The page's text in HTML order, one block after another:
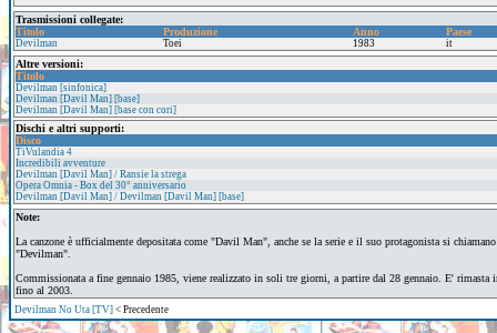
Trasmissioni collegate:
Titolo
Produzione Anno Paese
Devilman Toei 1983 it
Altre versioni:
Titolo
Devilman [sinfonica]
Devilman [Davil Man] [base]
Devilman [Davil Man] [base con cori]
Dischi e altri supporti:
Disco
TiVulandia 4
Incredibili avventure
Devilman [Davil Man] / Ransie la strega
Opera Omnia - Box del 30° anniversario
Devilman [Davil Man] / Devilman [Davil Man] [base]
Note:
La canzone è ufficialmente depositata come "Davil Man", anche se la serie e il suo protagonista si chiamano
"Devilman".
Commissionata a fine gennaio 1985, viene realizzato in soli tre giorni, a partire dal 28 gennaio. E' rimasta
fino al 2003.
Devilman No Uta [TV] < Precedente